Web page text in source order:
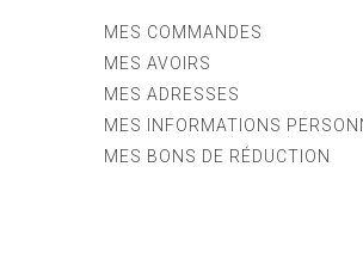
MES COMMANDES
MES AVOIRS
MES ADRESSES
MES INFORMATIONS
MES BONS DE RÉDUCTION